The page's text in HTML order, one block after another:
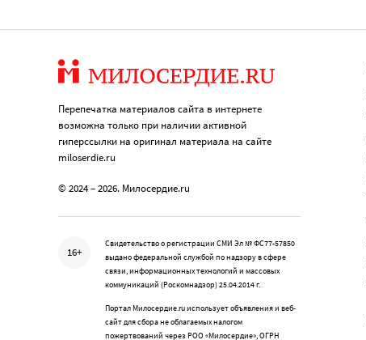
Перепечатка материалов сайта в интернете
возможна только при наличии активной
гиперссылки на оригинал материала на сайте
miloserdie.ru
© 2024 – 2026. Милосердие.ru
16+
Свидетельство о регистрации СМИ Эл № ФС77-57850
выдано федеральной службой по надзору в сфере
связи, информационных технологий и массовых
коммуникаций (Роскомнадзор) 25.04.2014 г.
Портал Милосердие.ru использует объявления и веб-
сайт для сбора не облагаемых налогом
пожертвований через РОО «Милосердие», ОГРН